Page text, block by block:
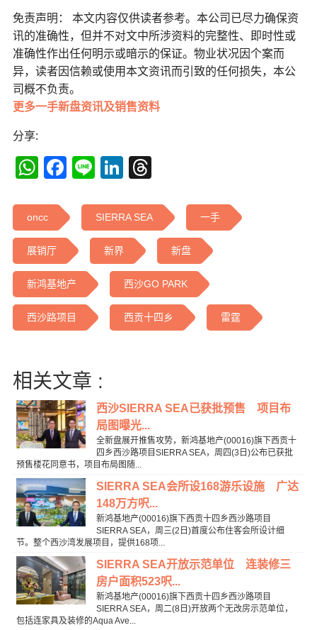
免责声明： 本文内容仅供读者参考。本公司已尽力确保资
讯的准确性，但并不对文中所涉资料的完整性、即时性或
准确性作出任何明示或暗示的保证。物业状况因个案而
异，读者因信赖或使用本文资讯而引致的任何损失，本公
司概不负责。
更多一手新盘资讯及销售资料
分享:
WhatsApp
Facebook
LineLinkedIn
oncc SIERRA SEA 一手
展销厅 新界 新盘
新鸿基地产 西沙GO PARK
西沙路项目 西贡十四乡 雷霆
相关文章 :
西沙SIERRA SEA已获批预售 项目布
局图曝光...
全新盘展开推售攻势，新鸿基地产(00016)旗下西贡十
四乡西沙路项目SIERRA SEA，周四(3日)公布已获批
预售楼花同意书，项目布局图随...
SIERRA SEA会所设168游乐设施 广达
148万方呎...
新鸿基地产(00016)旗下西贡十四乡西沙路项目
SIERRA SEA，周三(2日)首度公布住客会所设计细
节。整个西沙湾发展项目，提供168项...
SIERRA SEA开放示范单位 连装修三
房户面积523呎...
新鸿基地产(00016)旗下西贡十四乡西沙路项目
SIERRA SEA，周二(8日)开放两个无改房示范单位，
包括连家具及装修的Aqua Ave...